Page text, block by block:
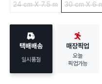
24 cm X 7.5 m 30 cm X 6
택배배송
일시품절
매장픽업
오늘
픽업가능